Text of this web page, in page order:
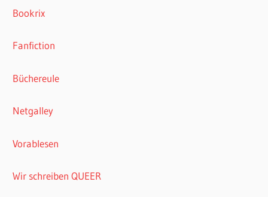
Bookrix
Fanfiction
Büchereule
Netgalley
Vorablesen
Wir schreiben QUEER